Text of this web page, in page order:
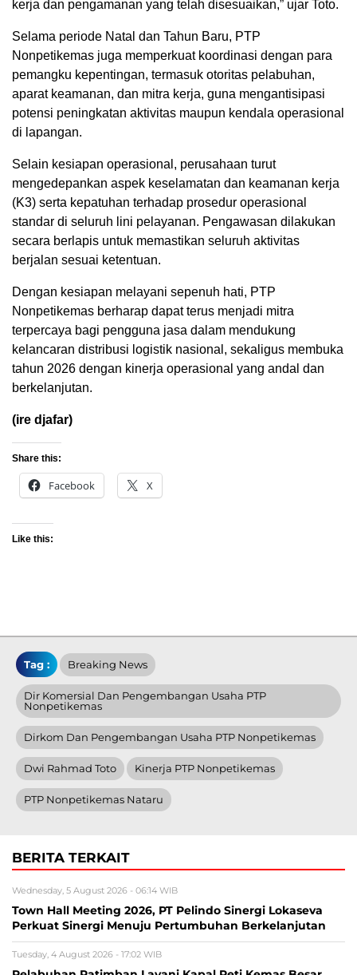
kerja dan pengamanan yang telah disesuaikan,” ujar Toto.
Selama periode Natal dan Tahun Baru, PTP
Nonpetikemas juga memperkuat koordinasi dengan para
pemangku kepentingan, termasuk otoritas pelabuhan,
aparat keamanan, dan mitra kerja, guna mengantisipasi
potensi peningkatan aktivitas maupun kendala operasional
di lapangan.
Selain kesiapan operasional, perusahaan turut
mengedepankan aspek keselamatan dan keamanan kerja
(K3) serta kepatuhan terhadap prosedur operasional
standar di seluruh lini pelayanan. Pengawasan dilakukan
secara berlapis untuk memastikan seluruh aktivitas
berjalan sesuai ketentuan.
Dengan kesiapan melayani sepenuh hati, PTP
Nonpetikemas berharap dapat terus menjadi mitra
terpercaya bagi pengguna jasa dalam mendukung
kelancaran distribusi logistik nasional, sekaligus membuka
tahun 2026 dengan kinerja operasional yang andal dan
berkelanjutan.
(ire djafar)
Share this:
Facebook X
Like this:
Tag : Breaking News
Dir Komersial Dan Pengembangan Usaha PTP
Nonpetikemas
Dirkom Dan Pengembangan Usaha PTP Nonpetikemas
Dwi Rahmad Toto Kinerja PTP Nonpetikemas
PTP Nonpetikemas Nataru
BERITA TERKAIT
Wednesday, 5 August 2026 - 06:14 WIB
Town Hall Meeting 2026, PT Pelindo Sinergi Lokaseva
Perkuat Sinergi Menuju Pertumbuhan Berkelanjutan
Tuesday, 4 August 2026 - 17:02 WIB